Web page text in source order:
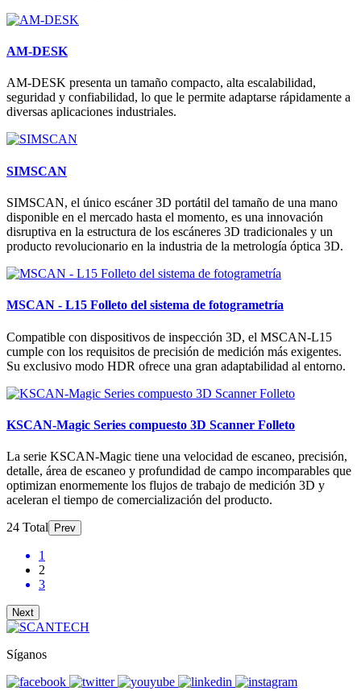
AM-DESK
AM-DESK presenta un tamaño compacto, alta escalabilidad,
seguridad y confiabilidad, lo que le permite adaptarse rápidamente a
diversas aplicaciones industriales.
SIMSCAN
SIMSCAN, el único escáner 3D portátil del tamaño de una mano
disponible en el mercado hasta el momento, es una innovación
disruptiva en la estructura de los escáneres 3D tradicionales y un
producto revolucionario en la industria de la metrología óptica 3D.
MSCAN - L15 Folleto del sistema de fotogrametría
Compatible con dispositivos de inspección 3D, el MSCAN-L15
cumple con los requisitos de precisión de medición más exigentes.
Su exclusivo modo HDR ofrece una gran adaptabilidad al entorno.
KSCAN-Magic Series compuesto 3D Scanner Folleto
La serie KSCAN-Magic tiene una velocidad de escaneo, precisión,
detalle, área de escaneo y profundidad de campo incomparables que
optimizan enormemente los flujos de trabajo de medición 3D y
aceleran el tiempo de comercialización del producto.
24 Total
Prev
1
2
3
Next
Síganos